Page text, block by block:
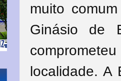
muito
Ginásio de
localidade.